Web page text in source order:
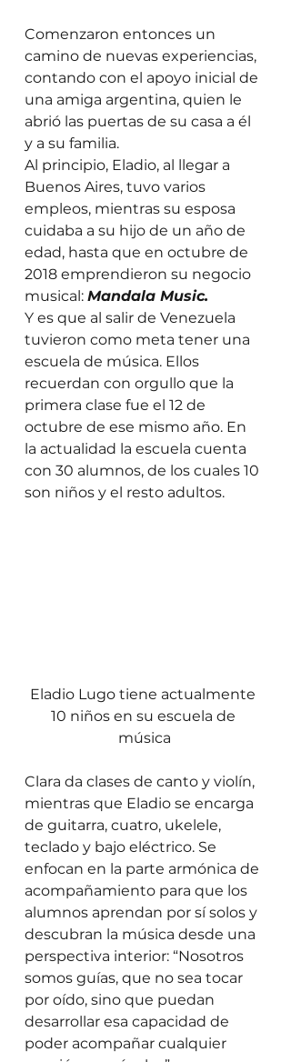
Comenzaron entonces un
camino de nuevas experiencias,
contando con el apoyo inicial de
una amiga argentina, quien le
abrió las puertas de su casa a él
y a su familia.
Al principio, Eladio, al llegar a
Buenos Aires, tuvo varios
empleos, mientras su esposa
cuidaba a su hijo de un año de
edad, hasta que en octubre de
2018 emprendieron su negocio
musical: Mandala Music.
Y es que al salir de Venezuela
tuvieron como meta tener una
escuela de música. Ellos
recuerdan con orgullo que la
primera clase fue el 12 de
octubre de ese mismo año. En
la actualidad la escuela cuenta
con 30 alumnos, de los cuales 10
son niños y el resto adultos.
Eladio Lugo tiene actualmente
10 niños en su escuela de
música
Clara da clases de canto y violín,
mientras que Eladio se encarga
de guitarra, cuatro, ukelele,
teclado y bajo eléctrico. Se
enfocan en la parte armónica de
acompañamiento para que los
alumnos aprendan por sí solos y
descubran la música desde una
perspectiva interior: “Nosotros
somos guías, que no sea tocar
por oído, sino que puedan
desarrollar esa capacidad de
poder acompañar cualquier